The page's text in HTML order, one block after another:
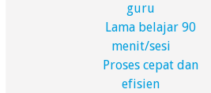
guru
Lama belajar 90
menit/sesi
Proses cepat dan
efisien